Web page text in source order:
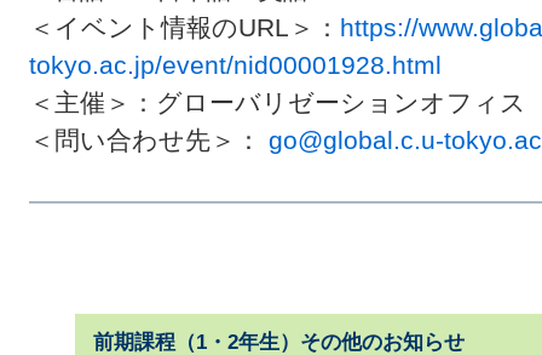
＜イベント情報のURL＞： https://
tokyo.ac.jp/event/nid00001928.html
＜主催＞：グローバリゼーションオフィス
＜問い合わせ先＞： go@global.c.u-
前期課程（1・2年生）その他のお知らせ